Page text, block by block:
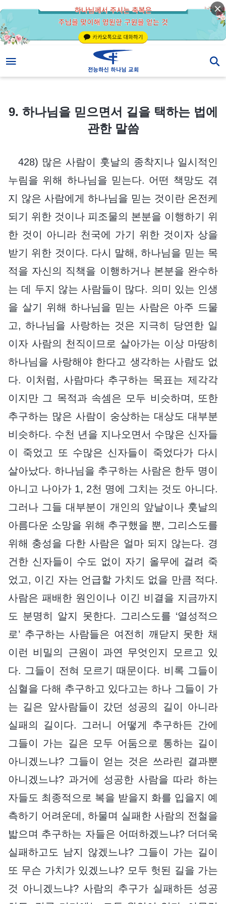
9. 하나님을 믿으면서 길을 택하는 법에 관한 말씀
9. 하나님을 믿으면서 길을 택하는 법에
관한 말씀
428) 많은 사람이 훗날의 종착지나 일시적인
누림을 위해 하나님을 믿는다. 어떤 책망도 겪
지 않은 사람에게 하나님을 믿는 것이란 온전케
되기 위한 것이나 피조물의 본분을 이행하기 위
한 것이 아니라 천국에 가기 위한 것이자 상을
받기 위한 것이다. 다시 말해, 하나님을 믿는 목
적을 자신의 직책을 이행하거나 본분을 완수하
는 데 두지 않는 사람들이 많다. 의미 있는 인생
을 살기 위해 하나님을 믿는 사람은 아주 드물
고, 하나님을 사랑하는 것은 지극히 당연한 일
이자 사람의 천직이므로 살아가는 이상 마땅히
하나님을 사랑해야 한다고 생각하는 사람도 없
다. 이처럼, 사람마다 추구하는 목표는 제각각
이지만 그 목적과 속셈은 모두 비슷하며, 또한
추구하는 많은 사람이 숭상하는 대상도 대부분
비슷하다. 수천 년을 지나오면서 수많은 신자들
이 죽었고 또 수많은 신자들이 죽었다가 다시
살아났다. 하나님을 추구하는 사람은 한두 명이
아니고 나아가 1, 2천 명에 그치는 것도 아니다.
그러나 그들 대부분이 개인의 앞날이나 훗날의
아름다운 소망을 위해 추구했을 뿐, 그리스도를
위해 충성을 다한 사람은 얼마 되지 않는다. 경
건한 신자들이 수도 없이 자기 올무에 걸려 죽
었고, 이긴 자는 언급할 가치도 없을 만큼 적다.
사람은 패배한 원인이나 이긴 비결을 지금까지
도 분명히 알지 못한다. 그리스도를 ‘열성적으
로’ 추구하는 사람들은 여전히 깨닫지 못한 채
이런 비밀의 근원이 과연 무엇인지 모르고 있
다. 그들이 전혀 모르기 때문이다. 비록 그들이
심혈을 다해 추구하고 있다고는 하나 그들이 가
는 길은 앞사람들이 갔던 성공의 길이 아니라
실패의 길이다. 그러니 어떻게 추구하든 간에
그들이 가는 길은 모두 어둠으로 통하는 길이
아니겠느냐? 그들이 얻는 것은 쓰라린 결과뿐
아니겠느냐? 과거에 성공한 사람을 따라 하는
자들도 최종적으로 복을 받을지 화를 입을지 예
측하기 어려운데, 하물며 실패한 사람의 전철을
밟으며 추구하는 자들은 어떠하겠느냐? 더더욱
실패하고도 남지 않겠느냐? 그들이 가는 길이
또 무슨 가치가 있겠느냐? 모두 헛된 길을 가는
것 아니겠느냐? 사람의 추구가 실패하든 성공